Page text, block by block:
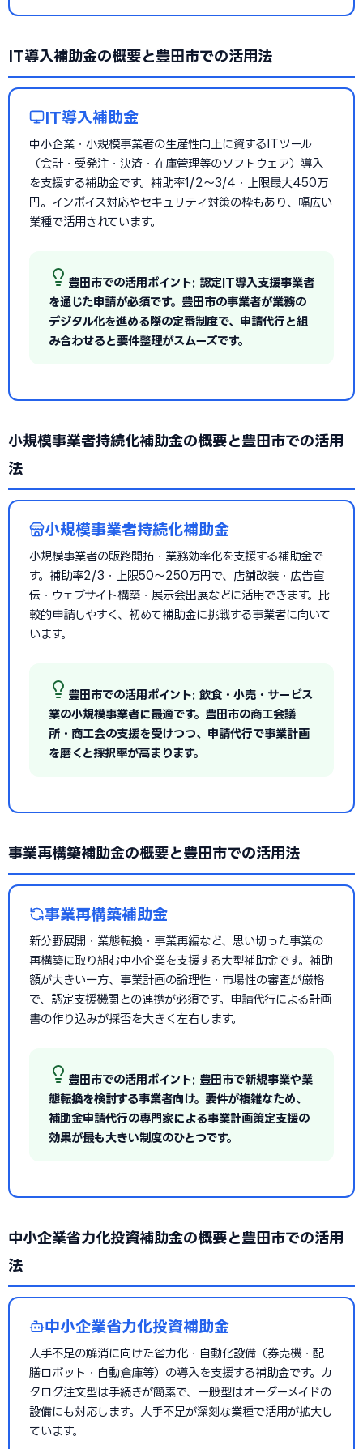
IT導入補助金の概要と豊田市での活用法
IT導入補助金
中小企業・小規模事業者の生産性向上に資するITツール
（会計・受発注・決済・在庫管理等のソフトウェア）導入
を支援する補助金です。補助率1/2〜3/4・上限最大450万
円。インボイス対応やセキュリティ対策の枠もあり、幅広い
業種で活用されています。
豊田市での活用ポイント: 認定IT導入支援事業者
を通じた申請が必須です。豊田市の事業者が業務の
デジタル化を進める際の定番制度で、申請代行と組
み合わせると要件整理がスムーズです。
小規模事業者持続化補助金の概要と豊田市での活用
法
小規模事業者持続化補助金
小規模事業者の販路開拓・業務効率化を支援する補助金で
す。補助率2/3・上限50〜250万円で、店舗改装・広告宣
伝・ウェブサイト構築・展示会出展などに活用できます。比
較的申請しやすく、初めて補助金に挑戦する事業者に向いて
います。
豊田市での活用ポイント: 飲食・小売・サービス
業の小規模事業者に最適です。豊田市の商工会議
所・商工会の支援を受けつつ、申請代行で事業計画
を磨くと採択率が高まります。
事業再構築補助金の概要と豊田市での活用法
事業再構築補助金
新分野展開・業態転換・事業再編など、思い切った事業の
再構築に取り組む中小企業を支援する大型補助金です。補助
額が大きい一方、事業計画の論理性・市場性の審査が厳格
で、認定支援機関との連携が必須です。申請代行による計画
書の作り込みが採否を大きく左右します。
豊田市での活用ポイント: 豊田市で新規事業や業
態転換を検討する事業者向け。要件が複雑なため、
補助金申請代行の専門家による事業計画策定支援の
効果が最も大きい制度のひとつです。
中小企業省力化投資補助金の概要と豊田市での活用
法
中小企業省力化投資補助金
人手不足の解消に向けた省力化・自動化設備（券売機・配
膳ロボット・自動倉庫等）の導入を支援する補助金です。カ
タログ注文型は手続きが簡素で、一般型はオーダーメイドの
設備にも対応します。人手不足が深刻な業種で活用が拡大し
ています。